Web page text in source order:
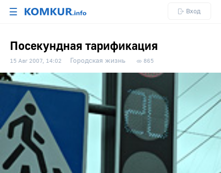
☰ Вход
Посекундная тарификация
15 Авг 2007, 14:02 Городская жизнь 865